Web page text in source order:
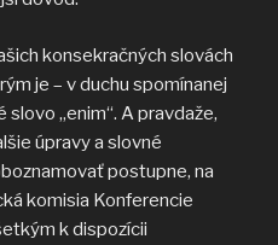
konsekračných slovách
je – v duchu spomínanej
„enim“. A pravdaže,
úpravy a slovné
postupne, na
komisia Konferencie
k dispozícii